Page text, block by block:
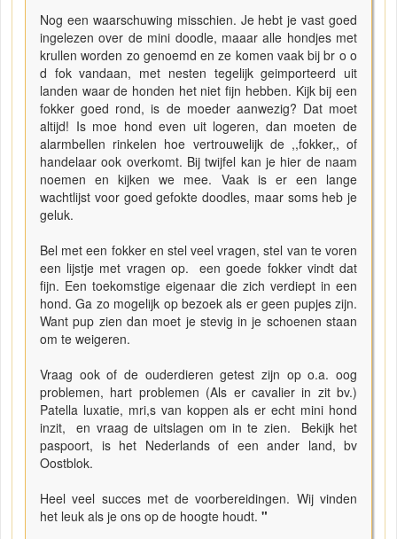
Nog een waarschuwing misschien. Je hebt je vast goed
ingelezen over de mini doodle, maaar alle hondjes met
krullen worden zo genoemd en ze komen vaak bij br o o
d fok vandaan, met nesten tegelijk geimporteerd uit
landen waar de honden het niet fijn hebben. Kijk bij een
fokker goed rond, is de moeder aanwezig? Dat moet
altijd! Is moe hond even uit logeren, dan moeten de
alarmbellen rinkelen hoe vertrouwelijk de ,,fokker,, of
handelaar ook overkomt. Bij twijfel kan je hier de naam
noemen en kijken we mee. Vaak is er een lange
wachtlijst voor goed gefokte doodles, maar soms heb je
geluk.
Bel met een fokker en stel veel vragen, stel van te voren
een lijstje met vragen op. een goede fokker vindt dat
fijn. Een toekomstige eigenaar die zich verdiept in een
hond. Ga zo mogelijk op bezoek als er geen pupjes zijn.
Want pup zien dan moet je stevig in je schoenen staan
om te weigeren.
Vraag ook of de ouderdieren getest zijn op o.a. oog
problemen, hart problemen (Als er cavalier in zit bv.)
Patella luxatie, mri,s van koppen als er echt mini hond
inzit, en vraag de uitslagen om in te zien. Bekijk het
paspoort, is het Nederlands of een ander land, bv
Oostblok.
Heel veel succes met de voorbereidingen. Wij vinden
het leuk als je ons op de hoogte houdt. "